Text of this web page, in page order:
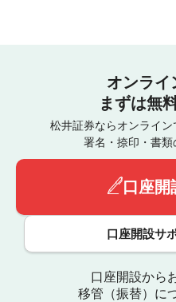
オンライ
まずは無
松井証券ならオンライン
署名・捺印・書類
口座開
口座開設サ
口座開設から
移管（振替）に